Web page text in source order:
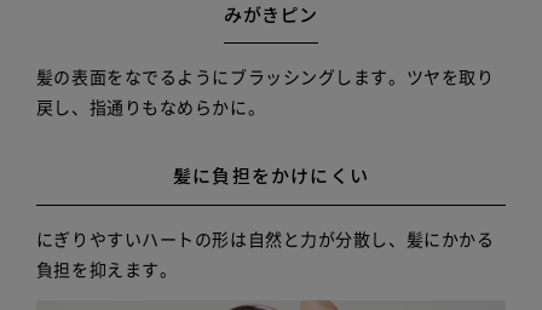
みがきピン
髪の表面をなでるようにブラッシングします。ツヤを取り
戻し、指通りもなめらかに。
髪に負担をかけにくい
にぎりやすいハートの形は自然と力が分散し、髪にかかる
負担を抑えます。